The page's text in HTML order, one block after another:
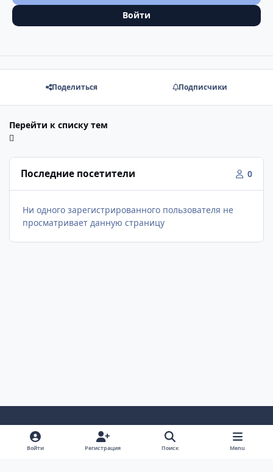
Войти
Поделиться Подписчики
Перейти к списку тем
Последние посетители 0
Ни одного зарегистрированного пользователя не
просматривает данную страницу
Светлый Режим
Темный РежимНастройка Системы
Войти Регистрация Поиск Menu